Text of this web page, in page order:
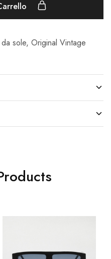
sole, Original Vintage